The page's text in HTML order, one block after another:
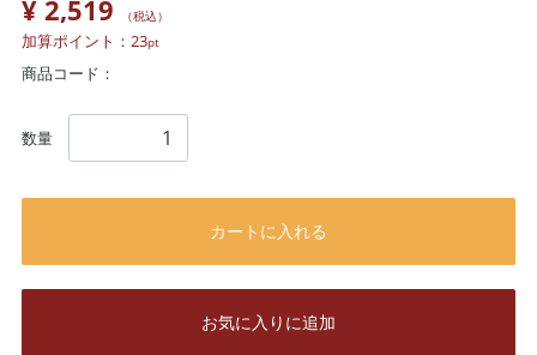
¥ 2,519 （税込）
加算ポイント： 23pt
商品コード：
数量
カートに入れる
お気に入りに追加